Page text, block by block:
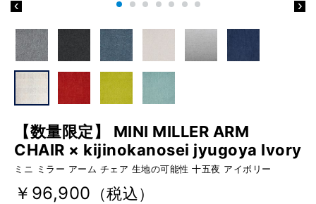
【数量限定】 MINI MILLER ARM
CHAIR × kijinokanosei jyugoya Ivory
ミニ ミラー アーム チェア 生地の可能性 十五夜 アイボリー
￥96,900 （税込）